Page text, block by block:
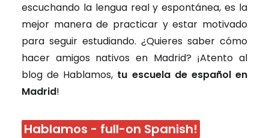
escuchando la lengua real y espontánea, es la
mejor manera de practicar y estar motivado
para seguir estudiando. ¿Quieres saber cómo
hacer amigos nativos en Madrid? ¡Atento al
blog de Hablamos, tu escuela de español en
Madrid!
Hablamos - full-on Spanish!